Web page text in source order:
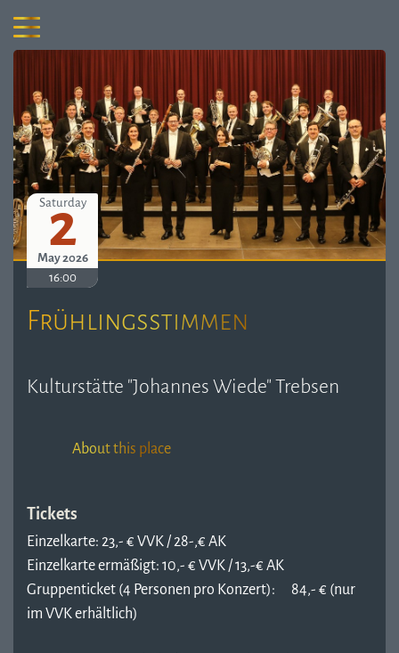
Saturday
2
May 2026
16:00
Frühlingsstimmen
Kulturstätte "Johannes Wiede" Trebsen
About this place
Tickets
Einzelkarte: 23,- € VVK / 28-,€ AK
Einzelkarte ermäßigt: 10,- € VVK / 13,-€ AK
Gruppenticket (4 Personen pro Konzert): 84,- € (nur
im VVK erhältlich)